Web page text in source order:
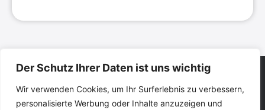
Der Schutz Ihrer Daten ist uns wichtig
Wir verwenden Cookies, um Ihr Surferlebnis zu verbessern,
personalisierte Werbung oder Inhalte anzuzeigen und